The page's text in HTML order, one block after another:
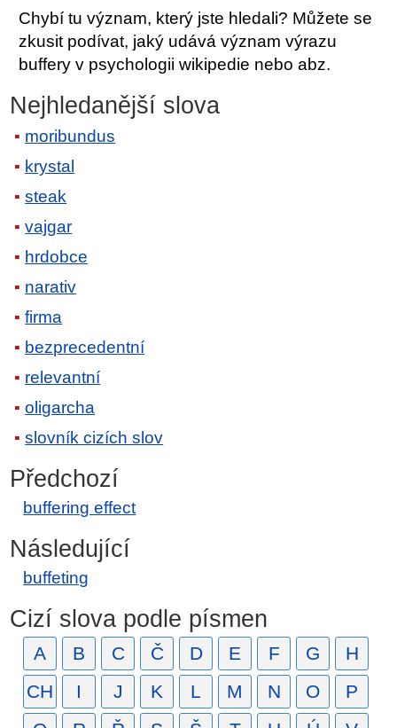
Chybí tu význam, který jste hledali? Můžete se
zkusit podívat, jaký udává význam výrazu
buffery v psychologii wikipedie nebo abz.
Nejhledanější slova
moribundus
krystal
steak
vajgar
hrdobce
narativ
firma
bezprecedentní
relevantní
oligarcha
slovník cizích slov
Předchozí
buffering effect
Následující
buffeting
Cizí slova podle písmen
A B C Č D E F G
H
CH
I J K L M N O
P